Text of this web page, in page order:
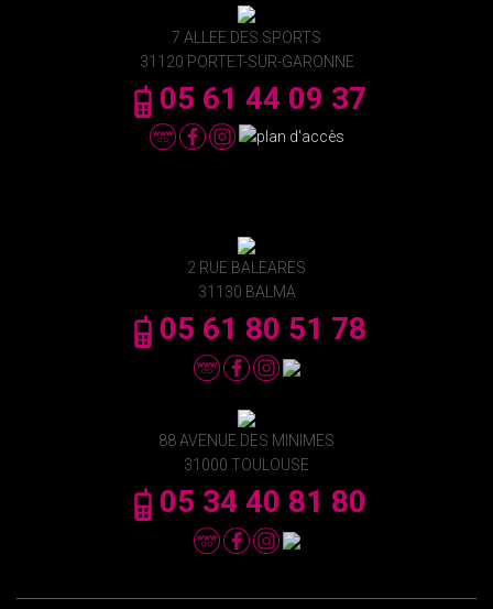
7 ALLEE DES SPORTS
31120 PORTET-SUR-GARONNE
05 61 44 09 37
2 RUE BALEARES
31130 BALMA
05 61 80 51 78
88 AVENUE DES MINIMES
31000 TOULOUSE
05 34 40 81 80